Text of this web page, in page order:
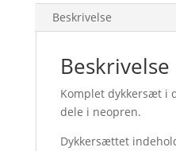
Beskrivelse
Beskrivelse
Komplet dykkersæt i
dele i neopren.
Dykkersættet